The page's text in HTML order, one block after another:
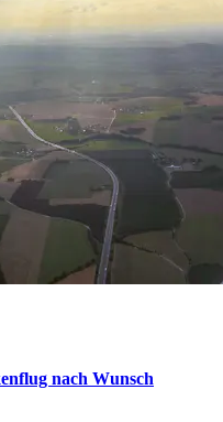
nach Wunsch